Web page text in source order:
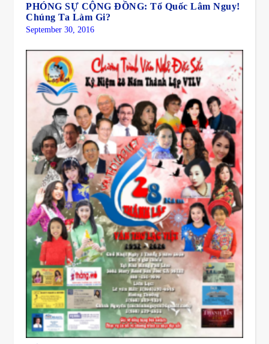
PHÓNG SỰ CỘNG ĐỒNG: Tổ Quốc Lâm Nguy!
Chúng Ta Làm Gi?
September 30, 2016